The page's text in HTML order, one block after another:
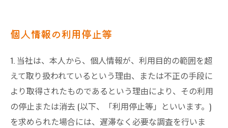
個人情報の利用停止等
1. 当社は、本人から、個人情報が、利用目的の範囲を超
えて取り扱われているという理由、または不正の手段に
より取得されたものであるという理由により、その利用
の停止または消去 (以下、「利用停止等」といいます。)
を求められた場合には、遅滞なく必要な調査を行いま